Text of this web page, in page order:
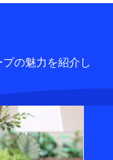
の魅力を紹介し